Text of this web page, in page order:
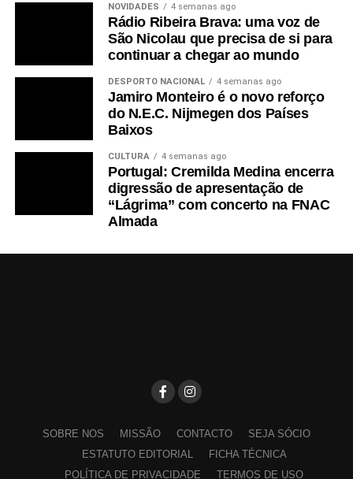
NOVIDADES 4 semanas ago
Rádio Ribeira Brava: uma voz de
São Nicolau que precisa de si para
continuar a chegar ao mundo
DESPORTO NACIONAL 4 semanas ago
Jamiro Monteiro é o novo reforço
do N.E.C. Nijmegen dos Países
Baixos
CULTURA 4 semanas ago
Portugal: Cremilda Medina encerra
digressão de apresentação de
“Lágrima” com concerto na FNAC
Almada
SOBRE NOS MISSÃO CONTACTO
SEJA SÓCIO
ESTATUTO EDITORIAL
FICHA TÉCNICA
POLÍTICA DE PRIVACIDADE
TERMOS DE USO